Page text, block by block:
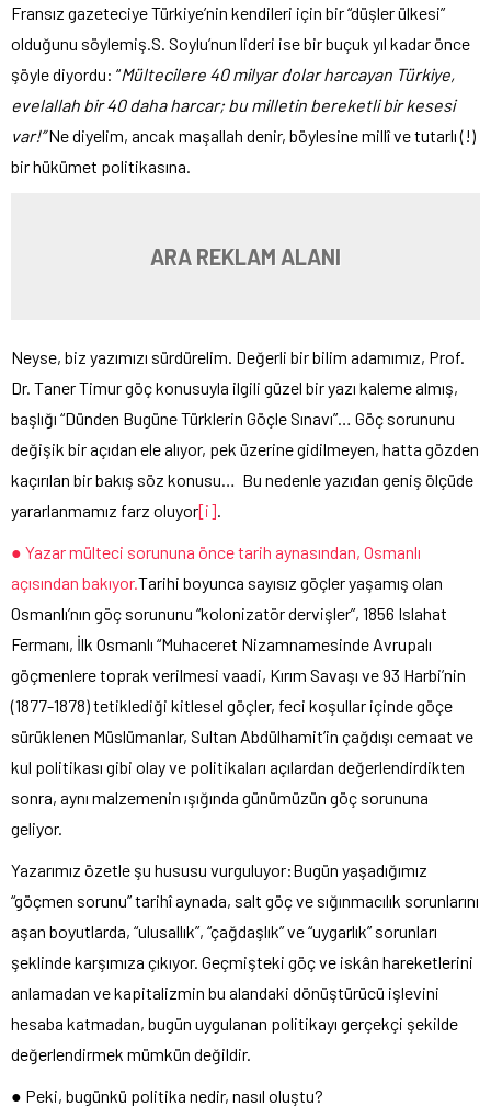
Fransız gazeteciye Türkiye’nin kendileri için bir “düşler ülkesi”
olduğunu söylemiş.S. Soylu’nun lideri ise bir buçuk yıl kadar önce
şöyle diyordu: “Mültecilere 40 milyar dolar harcayan Türkiye,
evelallah bir 40 daha harcar; bu milletin bereketli bir kesesi
var!”Ne diyelim, ancak maşallah denir, böylesine millî ve tutarlı (!)
bir hükümet politikasına.
ARA REKLAM ALANI
Neyse, biz yazımızı sürdürelim. Değerli bir bilim adamımız, Prof.
Dr. Taner Timur göç konusuyla ilgili güzel bir yazı kaleme almış,
başlığı “Dünden Bugüne Türklerin Göçle Sınavı”… Göç sorununu
değişik bir açıdan ele alıyor, pek üzerine gidilmeyen, hatta gözden
kaçırılan bir bakış söz konusu… Bu nedenle yazıdan geniş ölçüde
yararlanmamız farz oluyor[i]
● Yazar mülteci sorununa önce tarih aynasından, Osmanlı
açısından bakıyor.Tarihi boyunca sayısız göçler yaşamış olan
Osmanlı’nın göç sorununu “kolonizatör dervişler”, 1856 Islahat
Fermanı, İlk Osmanlı “Muhaceret Nizamnamesinde Avrupalı
göçmenlere toprak verilmesi vaadi, Kırım Savaşı ve 93 Harbi’nin
(1877-1878) tetiklediği kitlesel göçler, feci koşullar içinde göçe
sürüklenen Müslümanlar, Sultan Abdülhamit’in çağdışı cemaat ve
kul politikası gibi olay ve politikaları açılardan değerlendirdikten
sonra, aynı malzemenin ışığında günümüzün göç sorununa
geliyor.
Yazarımız özetle şu hususu vurguluyor:Bugün yaşadığımız
“göçmen sorunu” tarihî aynada, salt göç ve sığınmacılık sorunlarını
aşan boyutlarda, “ulusallık”, “çağdaşlık” ve “uygarlık” sorunları
şeklinde karşımıza çıkıyor. Geçmişteki göç ve iskân hareketlerini
anlamadan ve kapitalizmin bu alandaki dönüştürücü işlevini
hesaba katmadan, bugün uygulanan politikayı gerçekçi şekilde
değerlendirmek mümkün değildir.
● Peki, bugünkü politika nedir, nasıl oluştu?